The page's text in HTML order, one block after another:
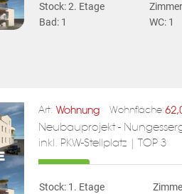
Stock: 2. Etage
Bad: 1 WC: 1
Art: Wohnung Wohnfläche:
Neubauprojekt -
inkl. PKW-Stellplatz | TOP 3
Stock: 1. Etage